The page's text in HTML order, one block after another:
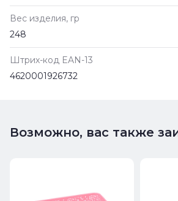
Вес изделия, гр
248
Штрих-код EAN-13
4620001926732
Возможно, вас также